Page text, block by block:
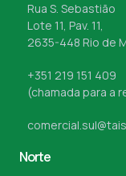
Rua S. Sebastião
Lote 11, Pav. 11,
2635-448 Rio de
+351 219 151 409
(chamada para a
Norte